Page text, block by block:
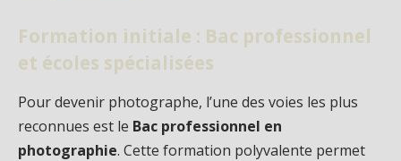
Formation initiale : Bac professionnel
et écoles spécialisées
Pour devenir photographe, l’une des voies les plus
reconnues est le Bac professionnel en
photographie. Cette formation polyvalente permet